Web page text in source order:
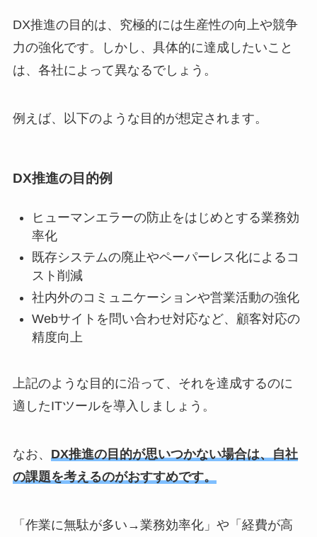
DX推進の目的は、究極的には生産性の向上や競争
力の強化です。しかし、具体的に達成したいこと
は、各社によって異なるでしょう。
例えば、以下のような目的が想定されます。
DX推進の目的例
ヒューマンエラーの防止をはじめとする業務効
率化
既存システムの廃止やペーパーレス化によるコ
スト削減
社内外のコミュニケーションや営業活動の強化
Webサイトを問い合わせ対応など、顧客対応の
精度向上
上記のような目的に沿って、それを達成するのに
適したITツールを導入しましょう。
なお、 DX推進の目的が思いつかない場合は、自社
の課題を考えるのがおすすめです。
「作業に無駄が多い→業務効率化」や「経費が高